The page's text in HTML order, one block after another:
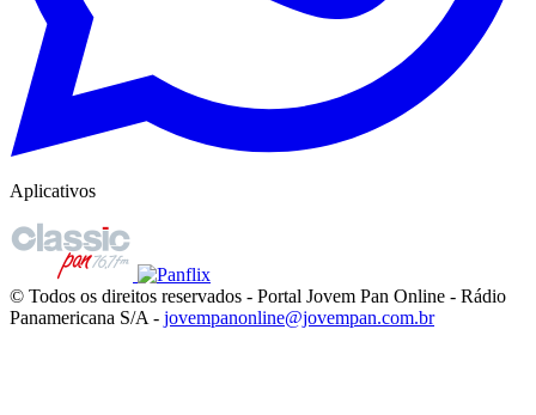
Aplicativos
© Todos os direitos reservados - Portal Jovem Pan Online - Rádio
Panamericana S/A - jovempanonline@jovempan.com.br